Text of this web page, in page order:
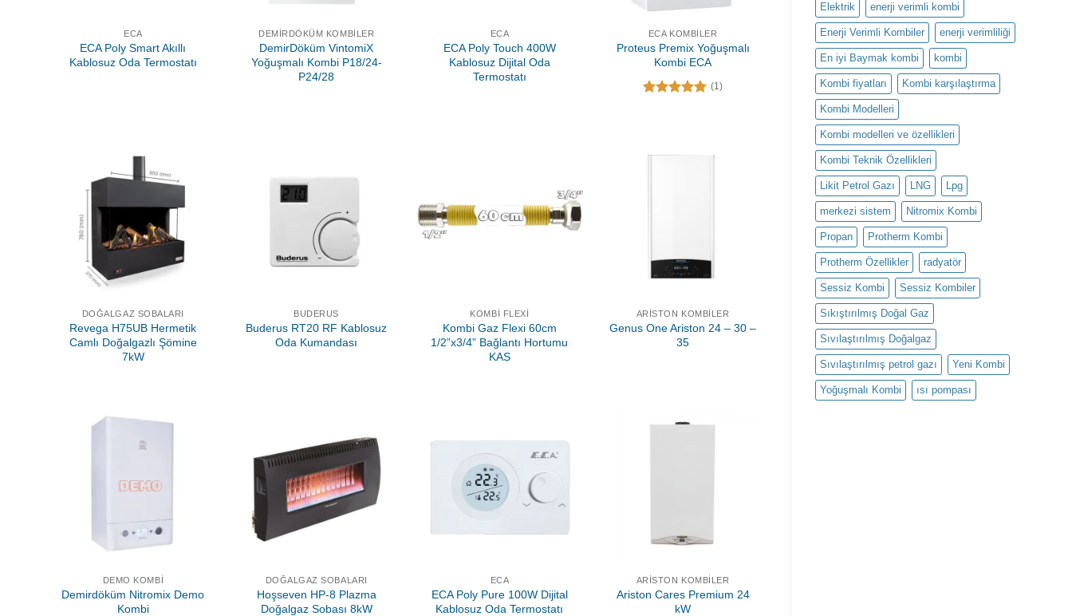
Elektrik enerji verimli kombi
Enerji Verimli Kombiler enerji verimliliği
En iyi Baymak kombi kombi
Kombi fiyatları Kombi karşılaştırma
Kombi Modelleri
Kombi modelleri ve özellikleri
Kombi Teknik Özellikleri
Likit Petrol Gazı LNG Lpg
merkezi sistem Nitromix Kombi
Propan Protherm Kombi
Protherm Özellikler radyatör
Sessiz Kombi Sessiz Kombiler
Sıkıştırılmış Doğal Gaz
Sıvılaştırılmış Doğalgaz
Sıvılaştırılmış petrol gazı Yeni Kombi
Yoğuşmalı Kombi ısı pompası
ECA
ECA Poly Smart Akıllı
Kablosuz Oda Termostatı
DEMIRDÖKÜM KOMBILER
DemirDöküm VintomiX
Yoğuşmalı Kombi P18/24-
P24/28
ECA
ECA Poly Touch 400W
Kablosuz Dijital Oda
Termostatı
ECA KOMBILER
Proteus Premix Yoğuşmalı
Kombi ECA
(1)
DOĞALGAZ SOBALARI
Revega H75UB Hermetik
Camlı Doğalgazlı Şömine
7kW
BUDERUS
Buderus RT20 RF Kablosuz
Oda Kumandası
KOMBI FLEXI
Kombi Gaz Flexi 60cm
1/2”x3/4” Bağlantı Hortumu
KAS
ARISTON KOMBILER
Genus One Ariston 24 – 30 –
35
DEMO KOMBI
Demirdöküm Nitromix Demo
Kombi
DOĞALGAZ SOBALARI
Hoşseven HP-8 Plazma
Doğalgaz Sobası 8kW
ECA
ECA Poly Pure 100W Dijital
Kablosuz Oda Termostatı
ARISTON KOMBILER
Ariston Cares Premium 24
kW